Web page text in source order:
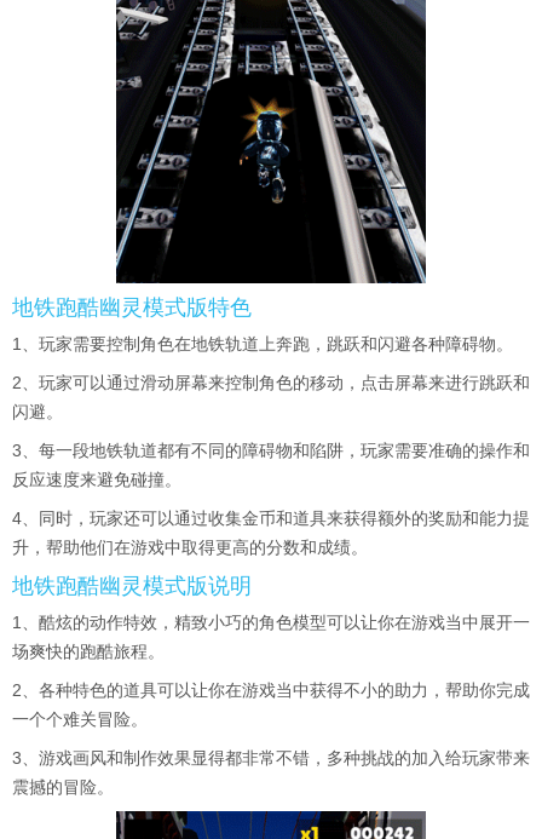
地铁跑酷幽灵模式版特色
1、玩家需要控制角色在地铁轨道上奔跑，跳跃和闪避各种障碍物。
2、玩家可以通过滑动屏幕来控制角色的移动，点击屏幕来进行跳跃和
闪避。
3、每一段地铁轨道都有不同的障碍物和陷阱，玩家需要准确的操作和
反应速度来避免碰撞。
4、同时，玩家还可以通过收集金币和道具来获得额外的奖励和能力提
升，帮助他们在游戏中取得更高的分数和成绩。
地铁跑酷幽灵模式版说明
1、酷炫的动作特效，精致小巧的角色模型可以让你在游戏当中展开一
场爽快的跑酷旅程。
2、各种特色的道具可以让你在游戏当中获得不小的助力，帮助你完成
一个个难关冒险。
3、游戏画风和制作效果显得都非常不错，多种挑战的加入给玩家带来
震撼的冒险。